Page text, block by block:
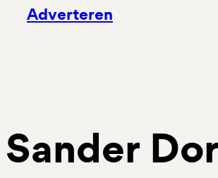
Adverteren
Sander